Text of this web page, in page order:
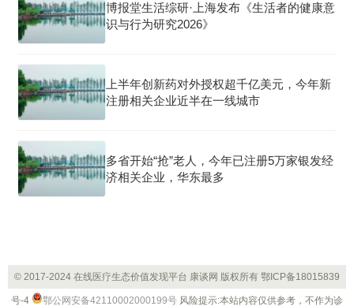
博报堂生活综研·上海发布《生活者的健康意
识与行为研究2026》
上半年创新药对外授权超千亿美元，今年新
注册相关企业近半在一线城市
多省开始“抢”老人，今年已注册5万家银发经
济相关企业，华东最多
© 2017-2024 在线医疗生态价值发现平台 康谈网 版权所有 鄂ICP备18015839
号-4 鄂公网安备42110002000199号 风险提示:本站内容仅供参考，不作为诊